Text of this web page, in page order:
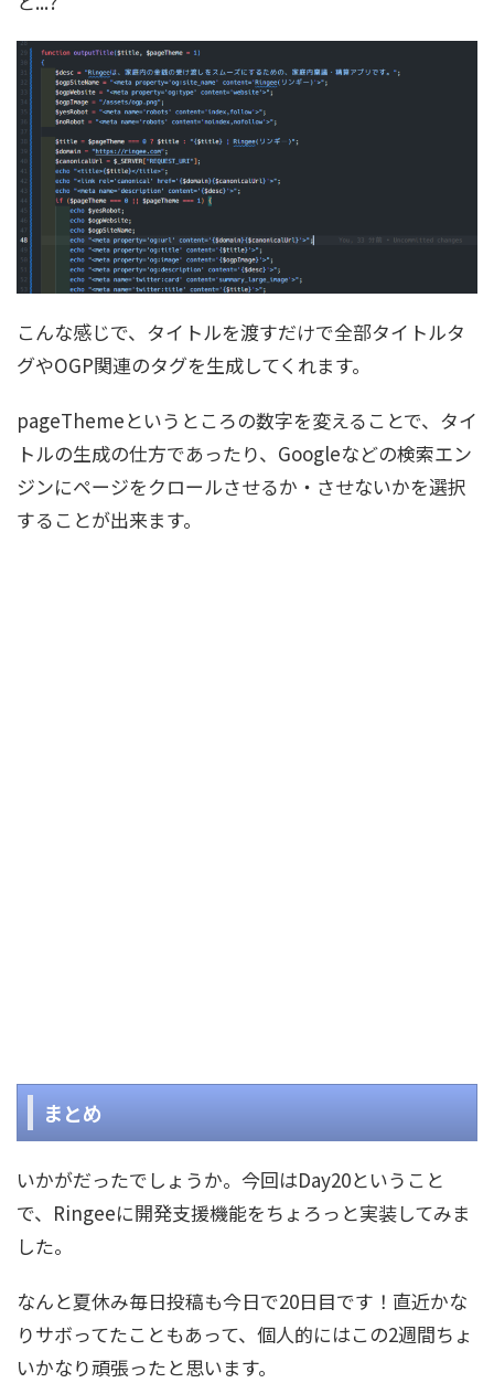
こんな感じで、タイトルを渡すだけで全部タイトルタ
グやOGP関連のタグを生成してくれます。
pageThemeというところの数字を変えることで、タイ
トルの生成の仕方であったり、Googleなどの検索エン
ジンにページをクロールさせるか・させないかを選択
することが出来ます。
まとめ
いかがだったでしょうか。今回はDay20ということ
で、Ringeeに開発支援機能をちょろっと実装してみま
した。
なんと夏休み毎日投稿も今日で20日目です！直近かな
りサボってたこともあって、個人的にはこの2週間ちょ
いかなり頑張ったと思います。